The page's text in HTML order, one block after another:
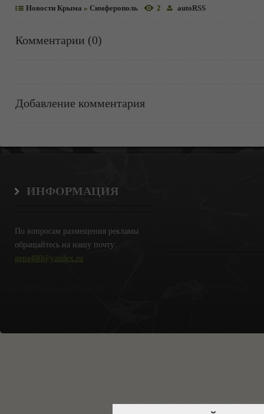
Новости Крыма » Симферополь 2 autoRSS
Комментарии (0)
Добавление комментария
ИНФОРМАЦИЯ
По вопросам размещения рекламы
обращайтесь на нашу почту:
gena480@yandex.ru